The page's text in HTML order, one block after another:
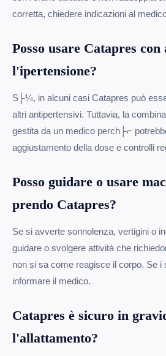
corretta, chiedere indicazioni al
Posso usare Catapres
l'ipertensione?
S├¼, in alcuni casi Catapres può
altri antipertensivi. Tuttavia, la
gestita da un medico perch├⌐
aggiustamento della dose e controlli
Posso guidare o usare
prendo Catapres?
Se si avverte sonnolenza, vertigini o
guidare o svolgere attività che
non si sa come reagisce il corpo. Se i
informare il medico.
Catapres è sicuro in
l'allattamento?